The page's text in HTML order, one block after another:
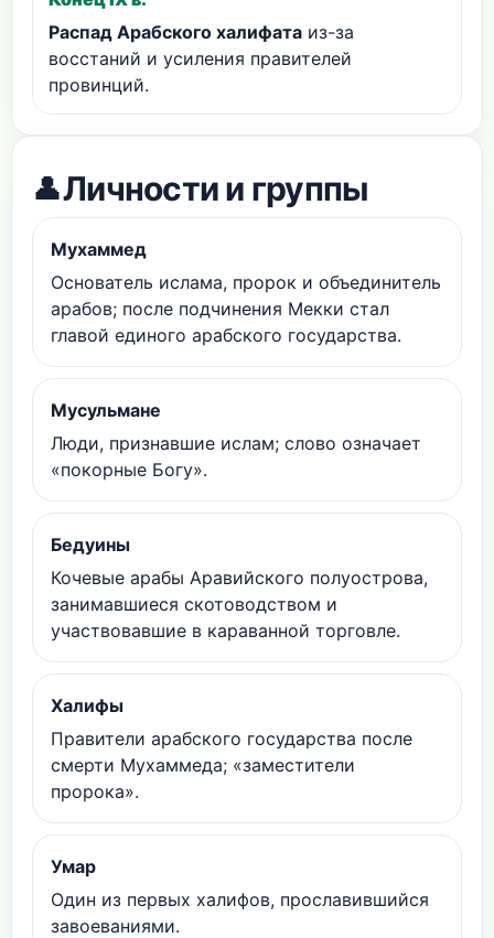
Распад Арабского халифата из-за
восстаний и усиления правителей
провинций.
👤Личности и группы
Мухаммед
Основатель ислама, пророк и объединитель
арабов; после подчинения Мекки стал
главой единого арабского государства.
Мусульмане
Люди, признавшие ислам; слово означает
«покорные Богу».
Бедуины
Кочевые арабы Аравийского полуострова,
занимавшиеся скотоводством и
участвовавшие в караванной торговле.
Халифы
Правители арабского государства после
смерти Мухаммеда; «заместители
пророка».
Умар
Один из первых халифов, прославившийся
завоеваниями.